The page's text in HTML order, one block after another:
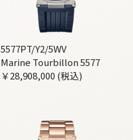
5577PT/Y2/5WV
Marine Tourbillon 5577
￥28,908,000 (税込)